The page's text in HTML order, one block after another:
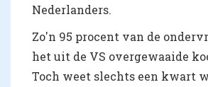
Nederlanders.
Zo'n 95 procent van de
het uit de VS overgewaaide
Toch weet slechts een kwart